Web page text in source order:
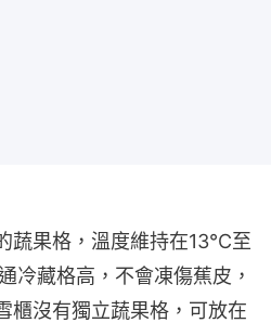
蔬果格，溫度維持在13°C至
冷藏格高，不會凍傷蕉皮，
櫃沒有獨立蔬果格，可放在